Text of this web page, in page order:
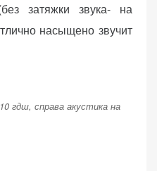
затяжки звука- на
насыщено звучит
гдш, справа акустика на